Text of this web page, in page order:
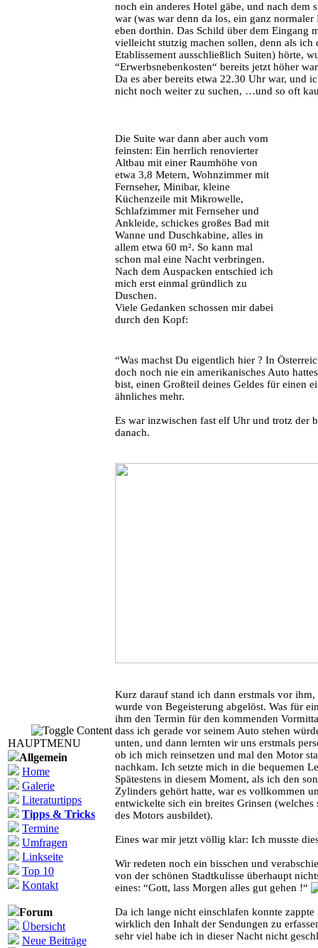
HAUPTMENU
Allgemein
Home
Galerie
Literaturtipps
Tipps & Tricks
Termine
Umfragen
Linkseite
Top 10
Kontakt
Forum
Übersicht
Neue Beiträge
noch ein anderes Hotel gäbe, und nach
war (was war denn da los, ein ganz
eben dorthin. Das Schild über dem Eingang
vielleicht stutzig machen sollen, denn als ich
Etablissement ausschließlich Suiten) hörte,
“Erwerbsnebenkosten“ bereits jetzt höher
Da es aber bereits etwa 22.30 Uhr war, und
nicht noch weiter zu suchen, …und so oft
Die Suite war dann aber auch vom
feinsten: Ein herrlich renovierter
Altbau mit einer Raumhöhe von
etwa 3,8 Metern, Wohnzimmer mit
Fernseher, Minibar, kleine
Küchenzeile mit Mikrowelle,
Schlafzimmer mit Fernseher und
Ankleide, schickes großes Bad mit
Wanne und Duschkabine, alles in
allem etwa 60 m². So kann mal
schon mal eine Nacht verbringen.
Nach dem Auspacken entschied ich
mich erst einmal gründlich zu
Duschen.
Viele Gedanken schossen mir dabei
durch den Kopf:
“Was machst Du eigentlich hier ? In
doch noch nie ein amerikanisches Auto
bist, einen Großteil deines Geldes für einen
ähnliches mehr.
Es war inzwischen fast elf Uhr und trotz der
danach.
Kurz darauf stand ich dann erstmals vor
wurde von Begeisterung abgelöst. Was für
ihm den Termin für den kommenden
dass ich gerade vor seinem Auto stehen
unten, und dann lernten wir uns erstmals
ob ich mich reinsetzen und mal den Motor
nachkam. Ich setzte mich in die bequemen
Spätestens in diesem Moment, als ich den
Zylinders gehört hatte, war es vollkommen
entwickelte sich ein breites Grinsen
des Motors ausbildet).
Eines war mir jetzt völlig klar: Ich musste
Wir redeten noch ein bisschen und
von der schönen Stadtkulisse überhaupt
eines: “Gott, lass Morgen alles gut gehen !“
Da ich lange nicht einschlafen konnte
wirklich den Inhalt der Sendungen zu
sehr viel habe ich in dieser Nacht nicht